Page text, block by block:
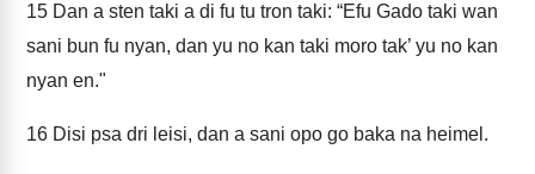
15 Dan a sten taki a di fu tu tron taki: “Efu Gado taki wan
sani bun fu nyan, dan yu no kan taki moro tak’ yu no kan
nyan en."
16 Disi psa dri leisi, dan a sani opo go baka na heimel.